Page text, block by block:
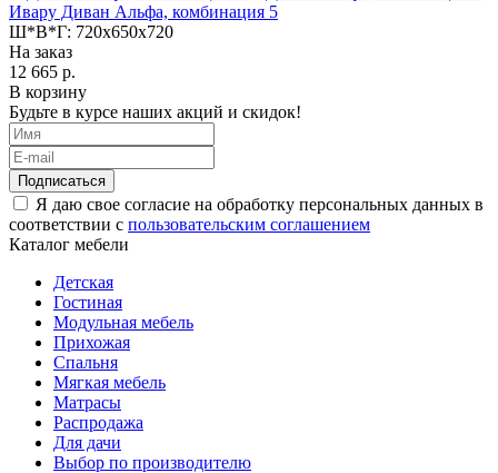
Ивару Диван Альфа, комбинация 5
Ш*В*Г: 720x650x720
На заказ
12 665 р.
В корзину
Будьте в курсе наших акций и скидок!
Подписаться
Я даю свое согласие на обработку персональных данных в
соответствии с пользовательским соглашением
Каталог мебели
Детская
Гостиная
Модульная мебель
Прихожая
Спальня
Мягкая мебель
Матрасы
Распродажа
Для дачи
Выбор по производителю